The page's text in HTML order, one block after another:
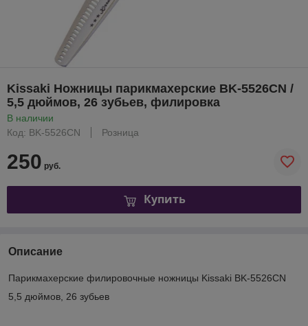
Kissaki Ножницы парикмахерские BK-5526CN /
5,5 дюймов, 26 зубьев, филировка
В наличии
Код: BK-5526CN
Розница
250 руб.
Купить
Описание
Парикмахерские филировочные ножницы Kissaki BK-5526CN
5,5 дюймов, 26 зубьев